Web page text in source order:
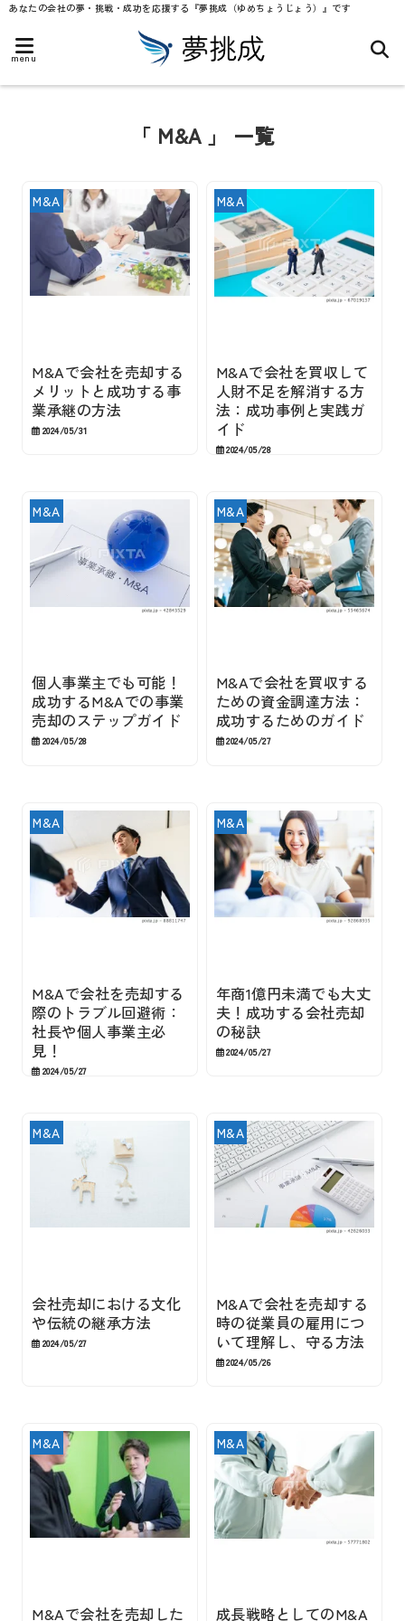
あなたの会社の夢・挑戦・成功を応援する『夢挑成（ゆめちょうじょう）』です
menu
「 M&A 」 一覧
M&A
M&Aで会社を売却する
メリットと成功する事
業承継の方法
2024/05/31
M&A
M&Aで会社を買収して
人財不足を解消する方
法：成功事例と実践ガ
イド
2024/05/28
M&A
個人事業主でも可能！
成功するM&Aでの事業
売却のステップガイド
2024/05/28
M&A
M&Aで会社を買収する
ための資金調達方法：
成功するためのガイド
2024/05/27
M&A
M&Aで会社を売却する
際のトラブル回避術：
社長や個人事業主必
見！
2024/05/27
M&A
年商1億円未満でも大丈
夫！成功する会社売却
の秘訣
2024/05/27
M&A
会社売却における文化
や伝統の継承方法
2024/05/27
M&A
M&Aで会社を売却する
時の従業員の雇用につ
いて理解し、守る方法
2024/05/26
M&A
M&Aで会社を売却した
M&A
成長戦略としてのM&A